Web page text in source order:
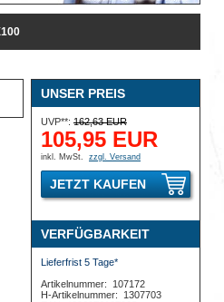
UNSER PREIS
UVP**: 162,63 EUR
105,95 EUR
inkl. MwSt. zzgl. Versand
JETZT KAUFEN
VERFÜGBARKEIT
Lieferfrist 5 Tage*
Artikelnummer:
107172
H-Artikelnummer:
1307703